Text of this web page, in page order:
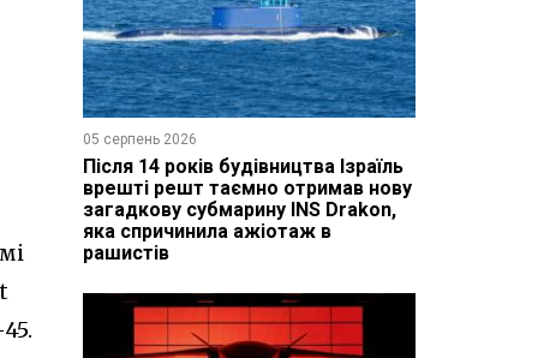
05 серпень 2026
Після 14 років будівництва Ізраїль
врешті решт таємно отримав нову
загадкову субмарину INS Drakon,
яка спричинила ажіотаж в
рашистів